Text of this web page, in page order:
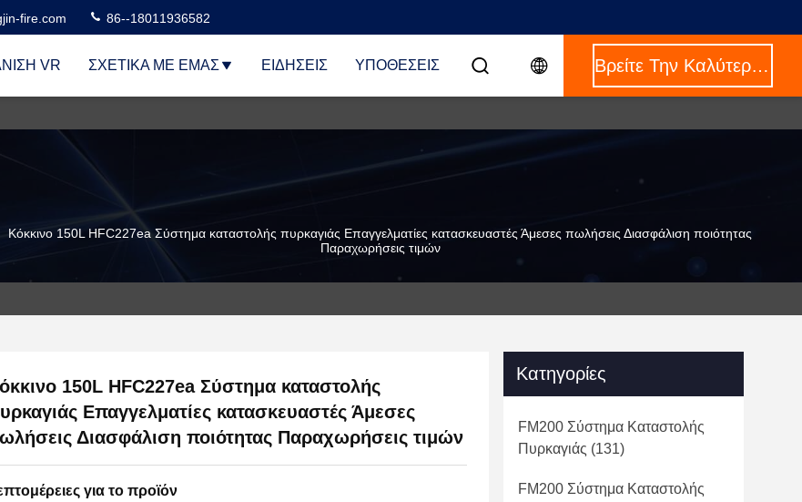
fire.com 86--18011936582
VR ΣΧΕΤΙΚΆ ΜΕ ΕΜΆΣ ΕΙΔΉΣΕΙΣ ΥΠΟΘΈΣΕΙΣ Βρείτε Την Καλύτερη Τιμή
Κόκκινο 150L HFC227ea Σύστημα καταστολής πυρκαγιάς Επαγγελματίες κατασκευαστές Άμεσες πωλήσεις Διασφάλιση ποιότητας
Παραχωρήσεις τιμών
150L HFC227ea Σύστημα καταστολής
Επαγγελματίες κατασκευαστές Άμεσες
Διασφάλιση ποιότητας Παραχωρήσεις τιμών
για το προϊόν
Κατηγορίες
FM200 Σύστημα Καταστολής
Πυρκαγιάς (131)
FM200 Σύστημα Καταστολής